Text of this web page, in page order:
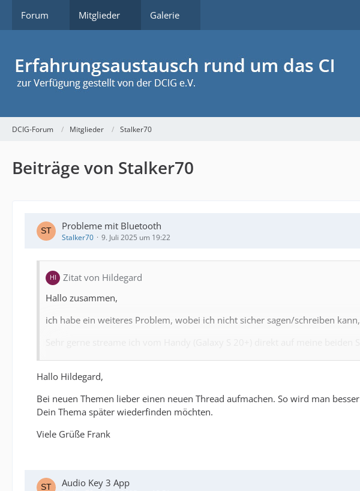
Forum Mitglieder Galerie
DCIG-Forum Mitglieder Stalker70
Beiträge von Stalker70
Probleme mit Bluetooth
Stalker70 9. Juli 2025 um 19:22
Zitat von Hildegard
Hallo zusammen,
ich habe ein weiteres Problem, wobei ich nicht sicher sagen/schreiben
Mit MedEl habe ich schon gesprochen und im ersten Ansatz wußte man
Freitag habe ich einen Termin bei meinem Techniker, den ich deswegen
Hat noch jemand diesen Zeitversatz beim beidseitigen streamen?
Viele Grüße Hildegard
Hallo Hildegard,
Bei neuen Themen lieber einen neuen Thread aufmachen. So wird man
Dein Thema später wiederfinden möchten.
Viele Grüße Frank
Audio Key 3 App